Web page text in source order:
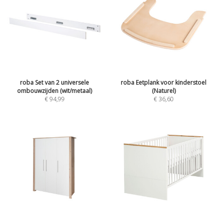
roba Set van 2 universele
ombouwzijden (wit/metaal)
€94,99
roba Eetplank voor kinderstoel
(Naturel)
€36,60